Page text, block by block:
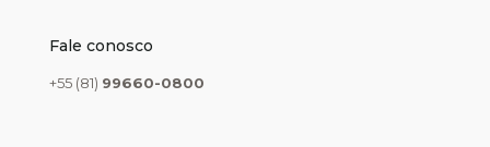
Fale conosco
+55 (81) 99660-0800